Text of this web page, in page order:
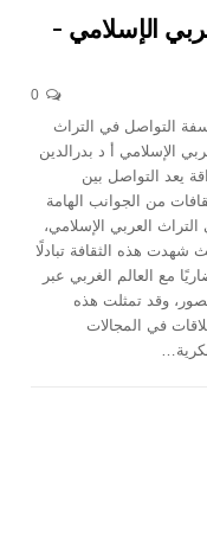
الإسلامي –
التواصل في التراث
الإسلامي أ د بدرالدين
يعد التواصل بين
من الجوانب الهامة
العربي الإسلامي،
شهدت هذه الثقافة تبادلًا
مع العالم الغربي عبر
وقد تمثلت هذه
في المجالات